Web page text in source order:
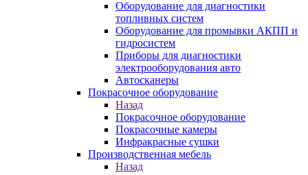
Оборудование для диагностики
топливных систем
Оборудование для промывки АКПП и
гидросистем
Приборы для диагностики
электрооборудования авто
Автосканеры
Покрасочное оборудование
Назад
Покрасочное оборудование
Покрасочные камеры
Инфракрасные сушки
Производственная мебель
Назад